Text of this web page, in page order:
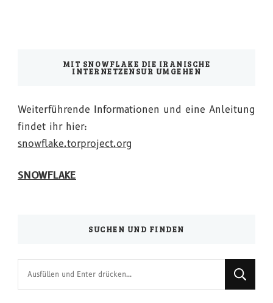
MIT SNOWFLAKE DIE IRANISCHE
INTERNETZENSUR UMGEHEN
Weiterführende Informationen und eine Anleitung
findet ihr hier:
snowflake.torproject.org
SNOWFLAKE
SUCHEN UND FINDEN